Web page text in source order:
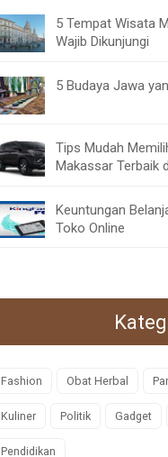
5 Tempat Wisata
Wajib Dikunjungi
5 Budaya Jawa
Tips Mudah
Makassar Terbaik
Keuntungan
Toko Online
Fashion Obat Herbal
Kuliner Politik Gadget
Pendidikan